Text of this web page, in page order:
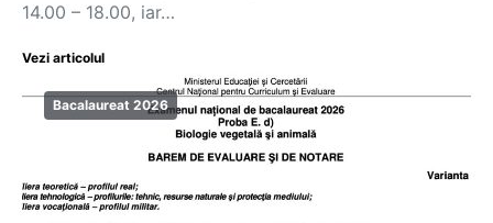
14.00 – 18.00, iar…
Vezi articolul
Bacalaureat 2026